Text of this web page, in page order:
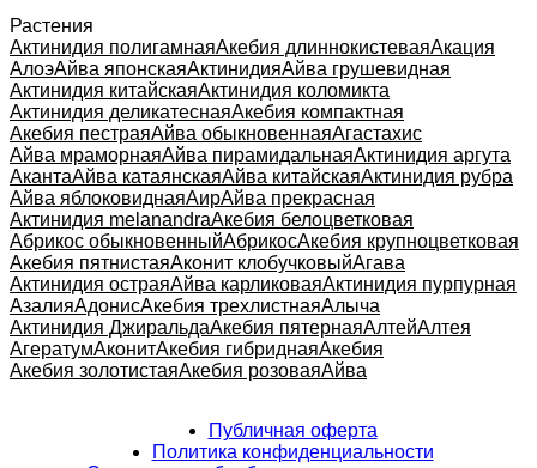
Растения
Актинидия полигамнаяАкебия длиннокистеваяАкация
АлоэАйва японскаяАктинидияАйва грушевидная
Актинидия китайскаяАктинидия коломикта
Актинидия деликатеснаяАкебия компактная
Акебия пестраяАйва обыкновеннаяАгастахис
Айва мраморнаяАйва пирамидальнаяАктинидия аргута
АкантаАйва катаянскаяАйва китайскаяАктинидия рубра
Айва яблоковиднаяАирАйва прекрасная
Актинидия melanandraАкебия белоцветковая
Абрикос обыкновенныйАбрикосАкебия крупноцветковая
Акебия пятнистаяАконит клобучковыйАгава
Актинидия остраяАйва карликоваяАктинидия пурпурная
АзалияАдонисАкебия трехлистнаяАлыча
Актинидия ДжиральдаАкебия пятернаяАлтейАлтея
АгератумАконитАкебия гибриднаяАкебия
Акебия золотистаяАкебия розоваяАйва
Публичная оферта
Политика конфиденциальности